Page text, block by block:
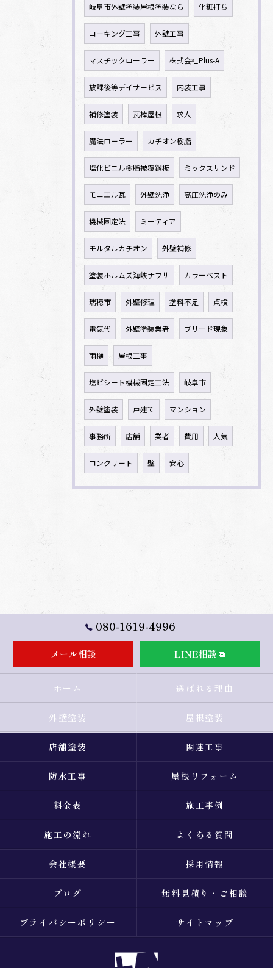
岐阜市外壁塗装屋根塗装なら 化粧打ち
コーキング工事 外壁工事
マスチックローラー 株式会社Plus-A
放課後等デイサービス 内装工事
補修塗装 瓦棒屋根 求人
魔法ローラー カチオン樹脂
塩化ビニル樹脂被覆鋼板 ミックスサンド
モニエル瓦 外壁洗浄 高圧洗浄のみ
機械固定法 ミーティア
モルタルカチオン 外壁補修
塗装ホルムズ海峡ナフサ カラーベスト
瑞穂市 外壁修理 塗料不足 点検
電気代 外壁塗装業者 ブリード現象
雨樋 屋根工事
塩ビシート機械固定工法 岐阜市
外壁塗装 戸建て マンション
事務所 店舗 業者 費用 人気
コンクリート 壁 安心
080-1619-4996
メール相談 LINE相談
ホーム 選ばれる理由
外壁塗装 屋根塗装
店舗塗装 関連工事
防水工事 屋根リフォーム
料金表 施工事例
施工の流れ よくある質問
会社概要 採用情報
ブログ 無料見積り・ご相談
プライバシーポリシー サイトマップ